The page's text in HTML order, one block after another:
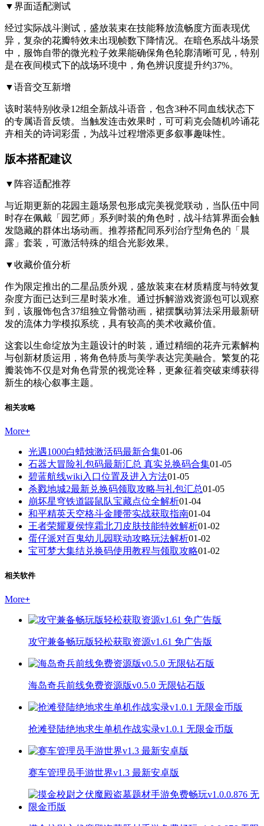
▼界面适配测试
经过实际战斗测试，盛放装束在技能释放流畅度方面表现优
异，复杂的花瓣特效未出现帧数下降情况。在暗色系战斗场景
中，服饰自带的微光粒子效果能确保角色轮廓清晰可见，特别
是在夜间模式下的战场环境中，角色辨识度提升约37%。
▼语音交互新增
该时装特别收录12组全新战斗语音，包含3种不同血线状态下
的专属语音反馈。当触发连击效果时，可可莉克会随机吟诵花
卉相关的诗词彩蛋，为战斗过程增添更多叙事趣味性。
版本搭配建议
▼阵容适配推荐
与近期更新的花园主题场景包形成完美视觉联动，当队伍中同
时存在佩戴「园艺师」系列时装的角色时，战斗结算界面会触
发隐藏的群体出场动画。推荐搭配同系列治疗型角色的「晨
露」套装，可激活特殊的组合光影效果。
▼收藏价值分析
作为限定推出的二星品质外观，盛放装束在材质精度与特效复
杂度方面已达到三星时装水准。通过拆解游戏资源包可以观察
到，该服饰包含37组独立骨骼动画，裙摆飘动算法采用最新研
发的流体力学模拟系统，具有较高的美术收藏价值。
这套以生命绽放为主题设计的时装，通过精细的花卉元素解构
与创新材质运用，将角色特质与美学表达完美融合。繁复的花
瓣装饰不仅是对角色背景的视觉诠释，更象征着突破束缚获得
新生的核心叙事主题。
相关攻略
More+
光遇1000白蜡烛激活码最新合集01-06
石器大冒险礼包码最新汇总 真实兑换码合集01-05
碧蓝航线wiki入口位置及进入方法01-05
杀戮地城2最新兑换码领取攻略与礼包汇总01-05
崩坏星穹铁道鼹鼠队宝藏点位全解析01-04
和平精英天空格斗金腰带实战获取指南01-04
王者荣耀夏侯惇霜北刀皮肤技能特效解析01-02
蛋仔派对百鬼幼儿园联动攻略玩法解析01-02
宝可梦大集结兑换码使用教程与领取攻略01-02
相关软件
More+
攻守兼备畅玩版轻松获取资源v1.61 免广告版
海岛奇兵前线免费资源版v0.5.0 无限钻石版
抢滩登陆绝地求生单机作战实录v1.0.1 无限金币版
赛车管理员手游世界v1.3 最新安卓版